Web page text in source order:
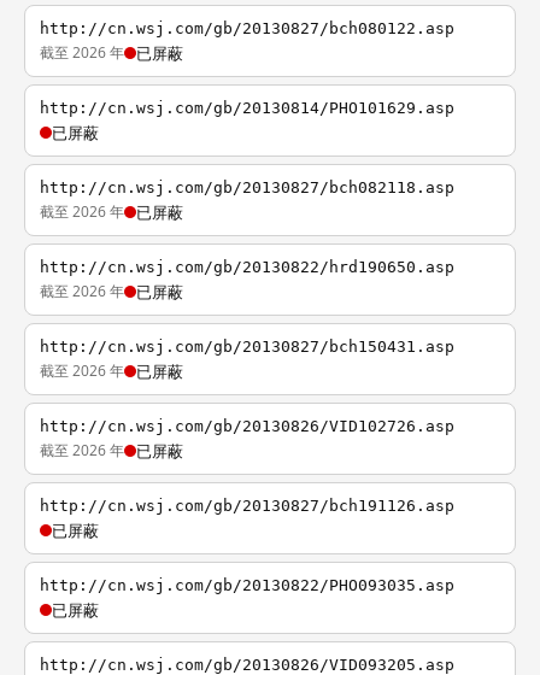
http://cn.wsj.com/gb/20130827/bch080122.asp
截至 2026 年 已屏蔽
http://cn.wsj.com/gb/20130814/PHO101629.asp
已屏蔽
http://cn.wsj.com/gb/20130827/bch082118.asp
截至 2026 年 已屏蔽
http://cn.wsj.com/gb/20130822/hrd190650.asp
截至 2026 年 已屏蔽
http://cn.wsj.com/gb/20130827/bch150431.asp
截至 2026 年 已屏蔽
http://cn.wsj.com/gb/20130826/VID102726.asp
截至 2026 年 已屏蔽
http://cn.wsj.com/gb/20130827/bch191126.asp
已屏蔽
http://cn.wsj.com/gb/20130822/PHO093035.asp
已屏蔽
http://cn.wsj.com/gb/20130826/VID093205.asp